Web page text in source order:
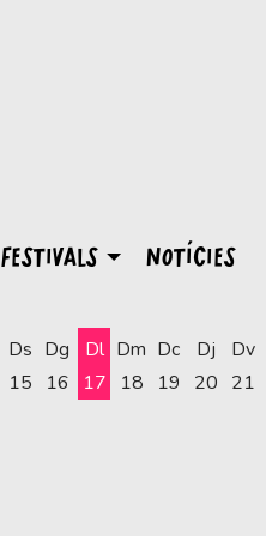
FESTIVALS NOTÍCIES
Ds
15
Dg
16
Dl
17
Dm
18
Dc
19
Dj
20
Dv
21